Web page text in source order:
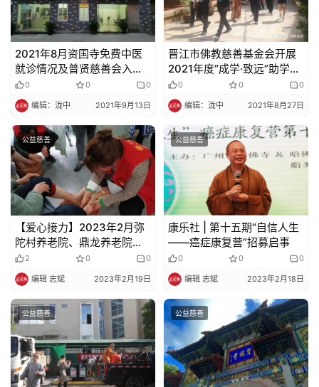
礼
视
频
纪
录
佛
教
艺
术
政
策
法
规
免
责
声
2021年8月资国寺免费中医
就诊情况及普贤慈善会入会
名单统计公示
0 0 0
编辑：泷中 2021年9月13日
晋江市佛教慈善基金会开展
2021年度“成学·致远”助学行
动0 0 0
编辑：泷中 2021年8月27日
公益慈善
【爱心接力】2023年2月弥
陀村养老院、鼎龙养老院公
益助老行圆满回顾
2 0 0
编辑 志斌 2023年2月19日
公益慈善
康乐社 | 第十五期“自信人生
——癌症康复营”招募启事
0 0 0
编辑 志斌 2023年2月18日
公益慈善 公益慈善